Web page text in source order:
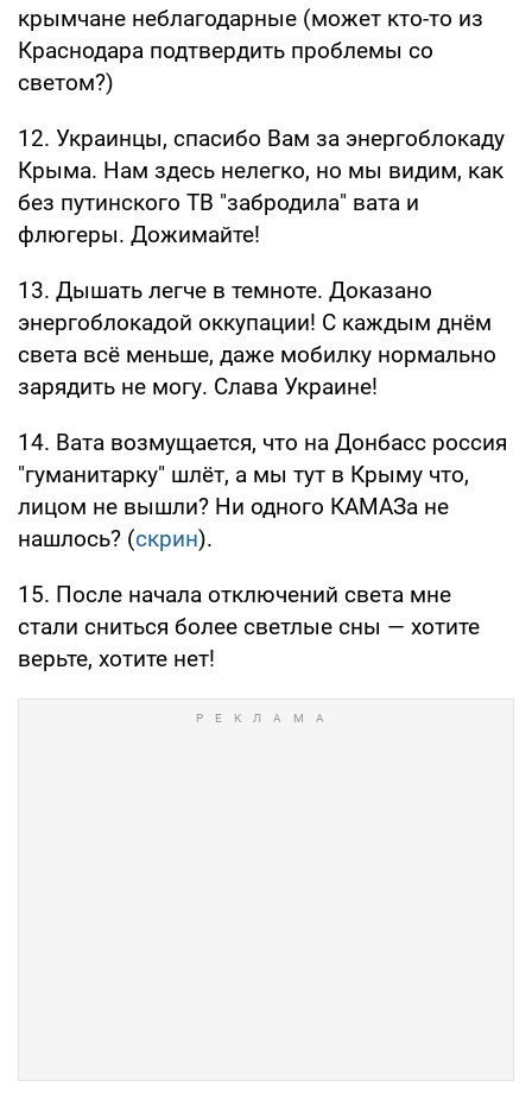
крымчане неблагодарные (может кто-то из
Краснодара подтвердить проблемы со
светом?)
12. Украинцы, спасибо Вам за энергоблокаду
Крыма. Нам здесь нелегко, но мы видим, как
без путинского ТВ "забродила" вата и
флюгеры. Дожимайте!
13. Дышать легче в темноте. Доказано
энергоблокадой оккупации! С каждым днём
света всё меньше, даже мобилку нормально
зарядить не могу. Слава Украине!
14. Вата возмущается, что на Донбасс россия
"гуманитарку" шлёт, а мы тут в Крыму что,
лицом не вышли? Ни одного КАМАЗа не
нашлось? (скрин).
15. После начала отключений света мне
стали сниться более светлые сны — хотите
верьте, хотите нет!